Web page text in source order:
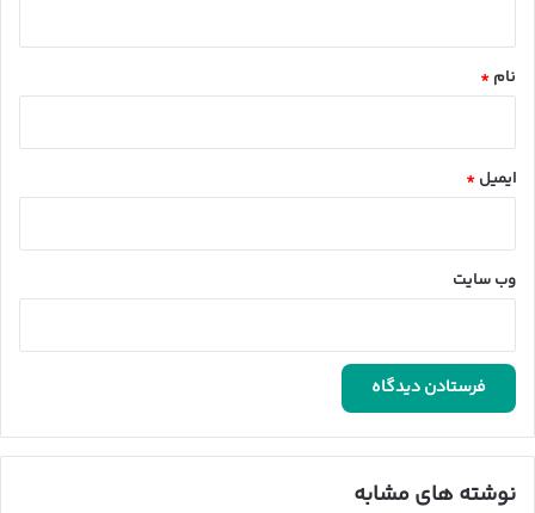
نام *
ایمیل *
وب‌ سایت
نوشته های مشابه